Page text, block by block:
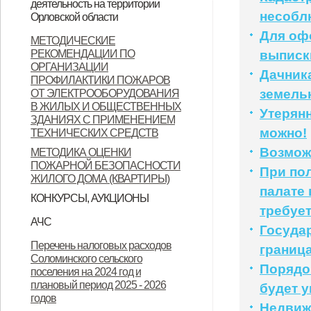
Орловской области
деятельность на территории
Орловской области
Контактные данные операторов
связи, осуществляющих
деятельность на территории
Орловской области
МЕТОДИЧЕСКИЕ
РЕКОМЕНДАЦИИ ПО
ОРГАНИЗАЦИИ
ПРОФИЛАКТИКИ ПОЖАРОВ
ОТ ЭЛЕКТРООБОРУДОВАНИЯ
В ЖИЛЫХ И ОБЩЕСТВЕННЫХ
ЗДАНИЯХ С ПРИМЕНЕНИЕМ
ТЕХНИЧЕСКИХ СРЕДСТВ
МЕТОДИКА ОЦЕНКИ
ПОЖАРНОЙ БЕЗОПАСНОСТИ
ЖИЛОГО ДОМА (КВАРТИРЫ)
КОНКУРСЫ, АУКЦИОНЫ
Продажа земельных участков
АЧС
области от 23.11.2022 года № 674
"Об установлении
ограничительных мероприятий
области от 28.11.2022 года № 683
"О внесении изменений в Указ
Губернатора Орловской области
области от 28.11.2022 года № 684
"Об установлении
ограничительных мероприятий
Перечень налоговых расходов
Соломинского сельского
поселения на 2024 год и
плановый период 2025 - 2026
годов
Для
можно!
При
палате
будет